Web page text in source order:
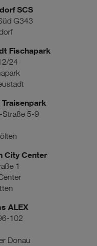
SCS
G343
Fischapark
24
Straße 5-9
City Center
1
ALEX
102
Donau
zur Funktion dieser